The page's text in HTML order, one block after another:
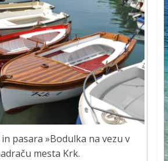
in pasara »Bodulka na vezu v
mesta Krk.